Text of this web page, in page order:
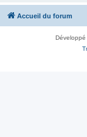
Accueil du forum